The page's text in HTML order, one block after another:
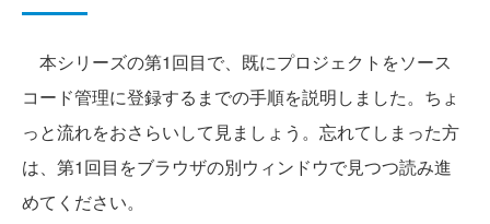
本シリーズの第1回目で、既にプロジェクトをソース
コード管理に登録するまでの手順を説明しました。ちょ
っと流れをおさらいして見ましょう。忘れてしまった方
は、第1回目をブラウザの別ウィンドウで見つつ読み進
めてください。